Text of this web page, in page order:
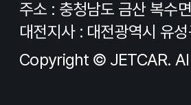
주소 : 충청남도 금산 복수
대전지사 : 대전광역시 유
Copyright © JETCAR.